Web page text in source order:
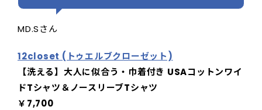
MD.Sさん
12closet (トゥエルブクローゼット)
【洗える】大人に似合う・巾着付き USAコットンワイ
ドTシャツ＆ノースリーブTシャツ
￥7,700